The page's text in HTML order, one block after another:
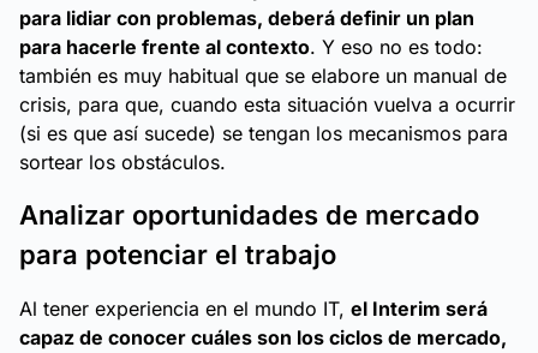
para lidiar con problemas, deberá definir un plan
para hacerle frente al contexto. Y eso no es todo:
también es muy habitual que se elabore un manual de
crisis, para que, cuando esta situación vuelva a ocurrir
(si es que así sucede) se tengan los mecanismos para
sortear los obstáculos.
Analizar oportunidades de mercado
para potenciar el trabajo
Al tener experiencia en el mundo IT, el Interim será
capaz de conocer cuáles son los ciclos de mercado,